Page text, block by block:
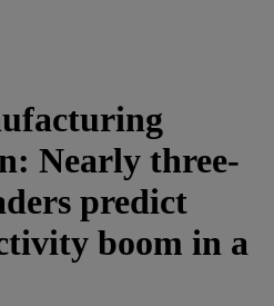
Nearly three-
predict
boom in a